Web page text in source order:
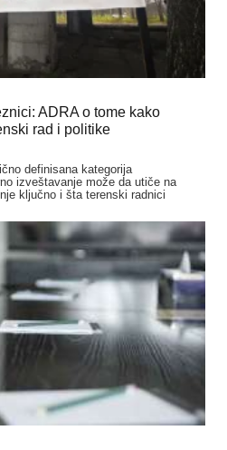
ADRA o tome kako
rad i politike
definisana kategorija
izveštavanje može da utiče na
ključno i šta terenski radnici